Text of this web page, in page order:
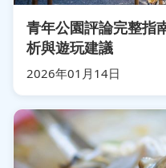
青年公園評論完整指
析與遊玩建議
2026年01月14日